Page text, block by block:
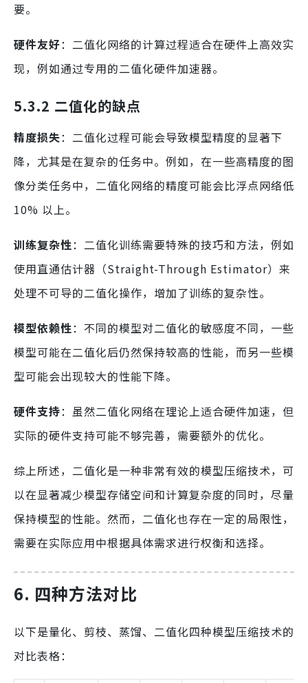
要。
硬件友好：二值化网络的计算过程适合在硬件上高效实
现，例如通过专用的二值化硬件加速器。
5.3.2 二值化的缺点
精度损失：二值化过程可能会导致模型精度的显著下
降，尤其是在复杂的任务中。例如，在一些高精度的图
像分类任务中，二值化网络的精度可能会比浮点网络低
10% 以上。
训练复杂性：二值化训练需要特殊的技巧和方法，例如
使用直通估计器（Straight-Through Estimator）来
处理不可导的二值化操作，增加了训练的复杂性。
模型依赖性：不同的模型对二值化的敏感度不同，一些
模型可能在二值化后仍然保持较高的性能，而另一些模
型可能会出现较大的性能下降。
硬件支持：虽然二值化网络在理论上适合硬件加速，但
实际的硬件支持可能不够完善，需要额外的优化。
综上所述，二值化是一种非常有效的模型压缩技术，可
以在显著减少模型存储空间和计算复杂度的同时，尽量
保持模型的性能。然而，二值化也存在一定的局限性，
需要在实际应用中根据具体需求进行权衡和选择。
6. 四种方法对比
以下是量化、剪枝、蒸馏、二值化四种模型压缩技术的
对比表格：